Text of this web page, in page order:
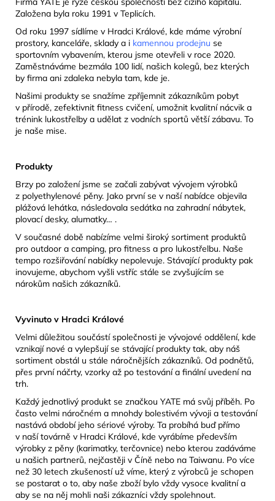
Založena byla roku 1991 v Teplicích.
Od roku 1997 sídlíme v Hradci Králové, kde máme výrobní
prostory, kanceláře, sklady a i kamennou prodejnu se
sportovním vybavením, kterou jsme otevřeli v roce 2020.
Zaměstnáváme bezmála 100 lidí, našich kolegů, bez kterých
by firma ani zdaleka nebyla tam, kde je.
Našimi produkty se snažíme zpříjemnit zákazníkům pobyt
v přírodě, zefektivnit fitness cvičení, umožnit kvalitní nácvik a
trénink lukostřelby a udělat z vodních sportů větší zábavu. To
je naše mise.
Produkty
Brzy po založení jsme se začali zabývat vývojem výrobků
z polyethylenové pěny. Jako první se v naší nabídce objevila
plážová lehátka, následovala sedátka na zahradní nábytek,
plovací desky, alumatky… .
V současné době nabízíme velmi široký sortiment produktů
pro outdoor a camping, pro fitness a pro lukostřelbu. Naše
tempo rozšiřování nabídky nepolevuje. Stávající produkty pak
inovujeme, abychom vyšli vstříc stále se zvyšujícím se
nárokům našich zákazníků.
Vyvinuto v Hradci Králové
Velmi důležitou součástí společnosti je vývojové oddělení, kde
vznikají nové a vylepšují se stávající produkty tak, aby náš
sortiment obstál u stále náročnějších zákazníků. Od podnětů,
přes první náčrty, vzorky až po testování a finální uvedení na
trh.
Každý jednotlivý produkt se značkou YATE má svůj příběh. Po
často velmi náročném a mnohdy bolestivém vývoji a testování
nastává období jeho sériové výroby. Ta probíhá buď přímo
v naší továrně v Hradci Králové, kde vyrábíme především
výrobky z pěny (karimatky, terčovnice) nebo kterou zadáváme
u našich partnerů, nejčastěji v Číně nebo na Taiwanu. Po více
než 30 letech zkušeností už víme, který z výrobců je schopen
se postarat o to, aby naše zboží bylo vždy vysoce kvalitní a
aby se na něj mohli naši zákazníci vždy spolehnout.